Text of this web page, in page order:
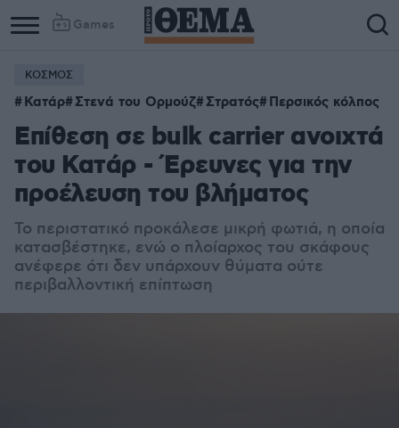
Games
Column
1
Column
2
ΚΟΣΜΟΣ
Κατάρ Στενά του Ορμούζ Στρατός Περσικός κόλπος
Επίθεση σε bulk carrier ανοιχτά
του Κατάρ - Έρευνες για την
προέλευση του βλήματος
Το περιστατικό προκάλεσε μικρή φωτιά, η οποία
κατασβέστηκε, ενώ ο πλοίαρχος του σκάφους
ανέφερε ότι δεν υπάρχουν θύματα ούτε
περιβαλλοντική επίπτωση